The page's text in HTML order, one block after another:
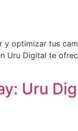
optimizar tus
Uru Digital te
Uru